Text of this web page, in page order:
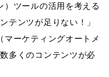
）ツールの活用を考える
テンツが足りない！」
マーケティングオートメ
多くのコンテンツが必